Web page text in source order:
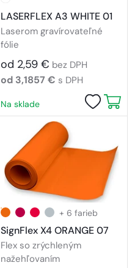
LASERFLEX A3 WHITE 01
Laserom gravírovateľné
fólie
od 2,59 € bez DPH
od 3,1857 € s DPH
Na sklade
+ 6 farieb
SignFlex X4 ORANGE 07
Flex so zrýchleným
nažehľovaním